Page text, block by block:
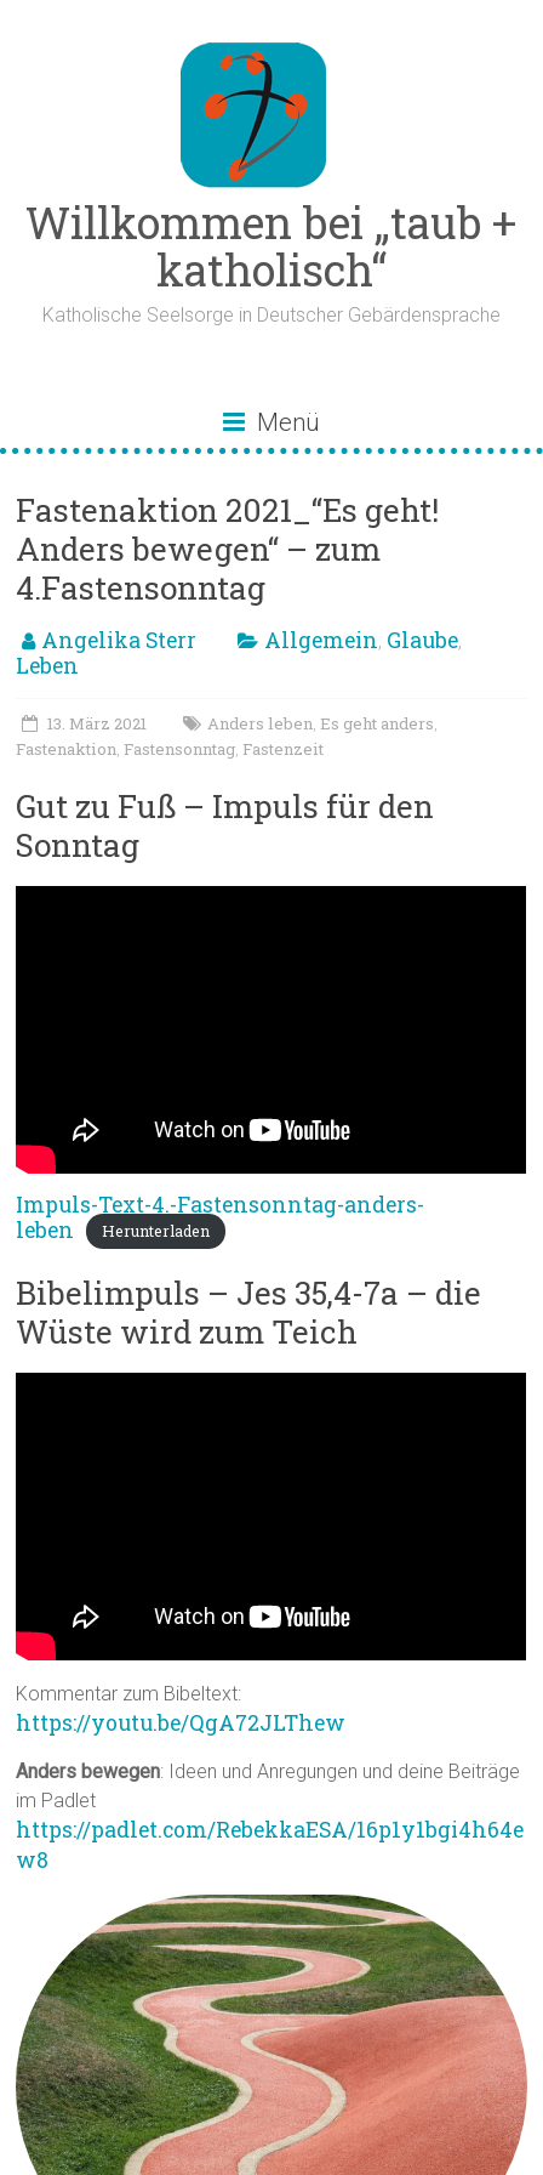
Willkommen bei „taub +
katholisch“
Katholische Seelsorge in Deutscher Gebärdensprache
Menü
Fastenaktion 2021_“Es geht!
Anders bewegen“ – zum
4.Fastensonntag
Angelika Sterr Allgemein, Glaube,
Leben
13. März 2021 Anders leben, Es geht anders,
Fastenaktion, Fastensonntag, Fastenzeit
Gut zu Fuß – Impuls für den
Sonntag
Impuls-Text-4.-Fastensonntag-anders-
leben
Herunterladen
Bibelimpuls – Jes 35,4-7a – die
Wüste wird zum Teich
Kommentar zum Bibeltext:
https://youtu.be/QgA72JLThew
Anders bewegen: Ideen und Anregungen und deine Beiträge
im Padlet
https://padlet.com/RebekkaESA/16p1y1bgi4h64e
w8